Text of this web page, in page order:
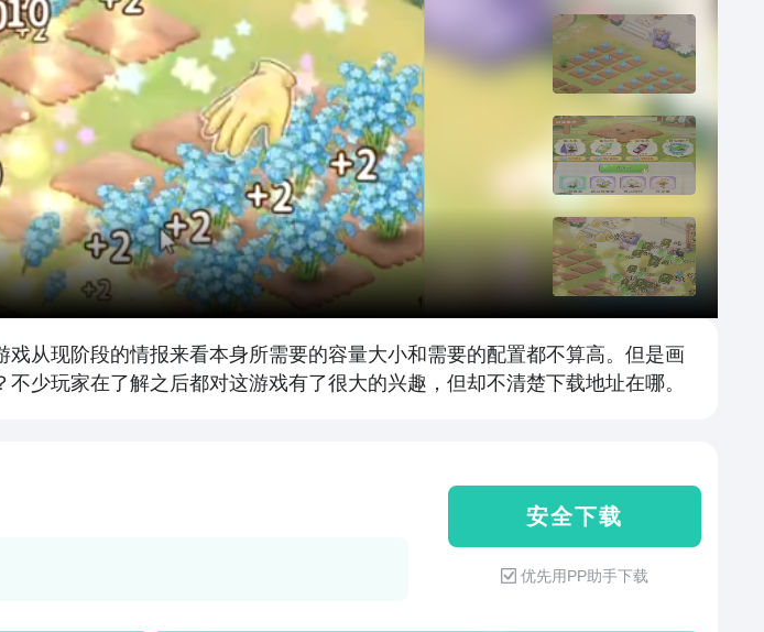
从现阶段的情报来看本身所需要的容量大小和需要的配置都不算高。但是画
少玩家在了解之后都对这游戏有了很大的兴趣，但却不清楚下载地址在哪。
安 全 下 载
优先用PP助手下载